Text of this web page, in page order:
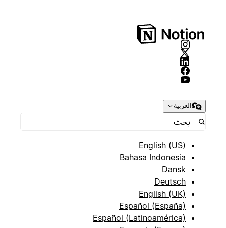
العربية
English (US)
Bahasa Indonesia
Dansk
Deutsch
English (UK)
Español (España)
Español (Latinoamérica)